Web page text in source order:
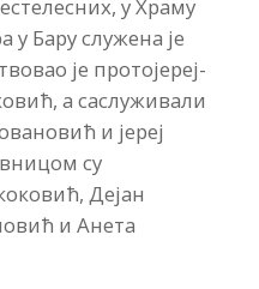
у Храму
у Бару служена је
је протојереј-
а саслуживали
и јереј
су
Дејан
и Анета